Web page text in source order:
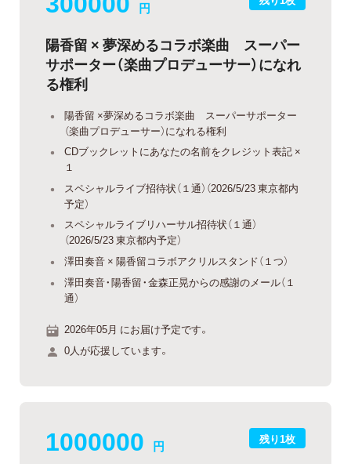
円
陽香留 × 夢深めるコラボ楽曲 スーパー
サポーター（楽曲プロデューサー）になれ
る権利
陽香留 ×夢深めるコラボ楽曲 スーパーサポーター
（楽曲プロデューサー）になれる権利
CDブックレットにあなたの名前をクレジット表記 ×
１
スペシャルライブ招待状（１通）（2026/5/23 東京都内
予定）
スペシャルライブリハーサル招待状（１通）
（2026/5/23 東京都内予定）
澤田奏音 × 陽香留コラボアクリルスタンド（１つ）
澤田奏音・陽香留・金森正晃からの感謝のメール（１
通）
2026年05月 にお届け予定です。
0人が応援しています。
残り1枚
1000000 円